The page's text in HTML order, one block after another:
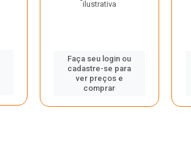
ilustrativa
Faça seu login ou
cadastre-se para
ver preços e
comprar